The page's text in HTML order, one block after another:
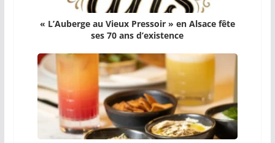
« L’Auberge au Vieux Pressoir » en Alsace fête
ses 70 ans d’existence